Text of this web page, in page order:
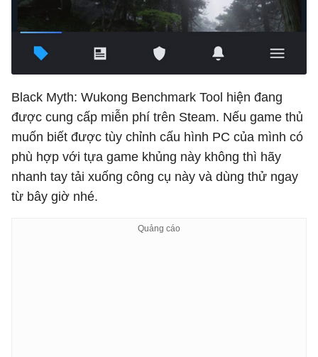
Black Myth: Wukong Benchmark Tool hiện đang
được cung cấp miễn phí trên Steam. Nếu game thủ
muốn biết được tùy chỉnh cấu hình PC của mình có
phù hợp với tựa game khủng này không thì hãy
nhanh tay tải xuống công cụ này và dùng thử ngay
từ bây giờ nhé.